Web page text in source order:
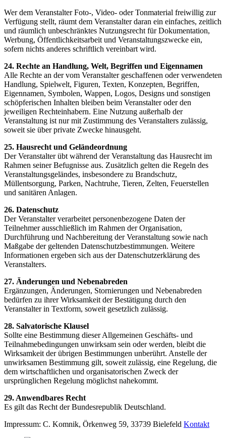
Wer dem Veranstalter Foto-, Video- oder Tonmaterial freiwillig zur
Verfügung stellt, räumt dem Veranstalter daran ein einfaches, zeitlich
und räumlich unbeschränktes Nutzungsrecht für Dokumentation,
Werbung, Öffentlichkeitsarbeit und Veranstaltungszwecke ein,
sofern nichts anderes schriftlich vereinbart wird.
24. Rechte an Handlung, Welt, Begriffen und Eigennamen
Alle Rechte an der vom Veranstalter geschaffenen oder verwendeten
Handlung, Spielwelt, Figuren, Texten, Konzepten, Begriffen,
Eigennamen, Symbolen, Wappen, Logos, Designs und sonstigen
schöpferischen Inhalten bleiben beim Veranstalter oder den
jeweiligen Rechteinhabern. Eine Nutzung außerhalb der
Veranstaltung ist nur mit Zustimmung des Veranstalters zulässig,
soweit sie über private Zwecke hinausgeht.
25. Hausrecht und Geländeordnung
Der Veranstalter übt während der Veranstaltung das Hausrecht im
Rahmen seiner Befugnisse aus. Zusätzlich gelten die Regeln des
Veranstaltungsgeländes, insbesondere zu Brandschutz,
Müllentsorgung, Parken, Nachtruhe, Tieren, Zelten, Feuerstellen
und sanitären Anlagen.
26. Datenschutz
Der Veranstalter verarbeitet personenbezogene Daten der
Teilnehmer ausschließlich im Rahmen der Organisation,
Durchführung und Nachbereitung der Veranstaltung sowie nach
Maßgabe der geltenden Datenschutzbestimmungen. Weitere
Informationen ergeben sich aus der Datenschutzerklärung des
Veranstalters.
27. Änderungen und Nebenabreden
Ergänzungen, Änderungen, Stornierungen und Nebenabreden
bedürfen zu ihrer Wirksamkeit der Bestätigung durch den
Veranstalter in Textform, soweit gesetzlich zulässig.
28. Salvatorische Klausel
Sollte eine Bestimmung dieser Allgemeinen Geschäfts- und
Teilnahmebedingungen unwirksam sein oder werden, bleibt die
Wirksamkeit der übrigen Bestimmungen unberührt. Anstelle der
unwirksamen Bestimmung gilt, soweit zulässig, eine Regelung, die
dem wirtschaftlichen und organisatorischen Zweck der
ursprünglichen Regelung möglichst nahekommt.
29. Anwendbares Recht
Es gilt das Recht der Bundesrepublik Deutschland.
Impressum: C. Komnik, Örkenweg 59, 33739 Bielefeld Kontakt